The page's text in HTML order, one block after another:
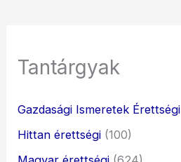
Tantárgyak
Gazdasági Ismeretek Érettségi
Hittan érettségi (100)